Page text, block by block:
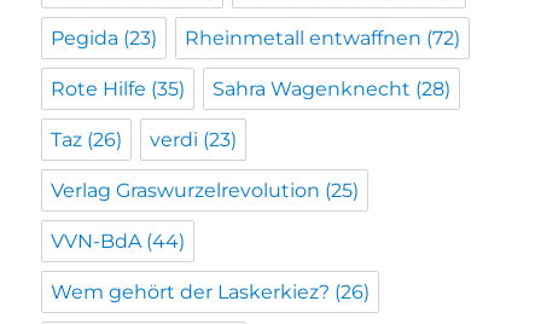
Pegida (23) Rheinmetall entwaffnen (72)
Rote Hilfe (35) Sahra Wagenknecht (28)
Taz (26) verdi (23)
Verlag Graswurzelrevolution (25)
VVN-BdA (44)
Wem gehört der Laskerkiez? (26)